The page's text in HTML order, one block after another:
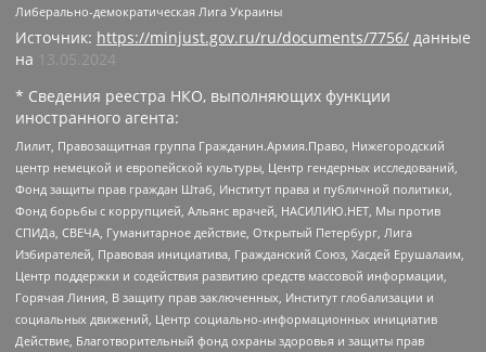
Либерально-демократическая Лига Украины
Источник: https://minjust.gov.ru/ru/documents/7756/ данные
на
13.05.2024
* Сведения реестра НКО, выполняющих функции
иностранного агента:
Лилит, Правозащитная группа Гражданин.Армия.Право, Нижегородский
центр немецкой и европейской культуры, Центр гендерных исследований,
Фонд защиты прав граждан Штаб, Институт права и публичной политики,
Фонд борьбы с коррупцией, Альянс врачей, НАСИЛИЮ.НЕТ, Мы против
СПИДа, СВЕЧА, Гуманитарное действие, Открытый Петербург, Лига
Избирателей, Правовая инициатива, Гражданский Союз, Хасдей Ерушалаим,
Центр поддержки и содействия развитию средств массовой информации,
Горячая Линия, В защиту прав заключенных, Институт глобализации и
социальных движений, Центр социально-информационных инициатив
Действие, Благотворительный фонд охраны здоровья и защиты прав